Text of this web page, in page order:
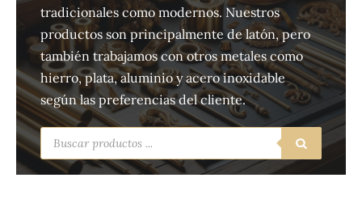
tradicionales como modernos. Nuestros
productos son principalmente de latón, pero
también trabajamos con otros metales como
hierro, plata, aluminio y acero inoxidable
según las preferencias del cliente.
Búsqueda
de
productos